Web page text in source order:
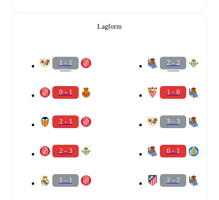
Lagform
1 - 1
0 - 1
2 - 1
2 - 3
1 - 1
2 - 2
1 - 0
3 - 3
0 - 1
2 - 2